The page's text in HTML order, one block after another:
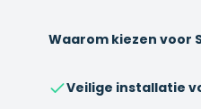
Waarom kiezen voor
Veilige installatie